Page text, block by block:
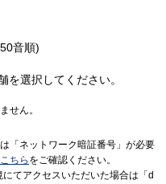
音順)
を選択してください。
せん。
「ネットワーク暗証番号」が必要
こちら をご確認ください。
てアクセスいただいた場合は「d